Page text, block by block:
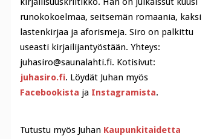
runokokoelmaa, seitsemän romaania, kaksi
lastenkirjaa ja aforismeja. Siro on palkittu
useasti kirjailijantyöstään. Yhteys:
juhasiro@saunalahti.fi. Kotisivut:
juhasiro.fi. Löydät Juhan myös
Facebookista ja Instagramista.
Tutustu myös Juhan Kaupunkitaidetta